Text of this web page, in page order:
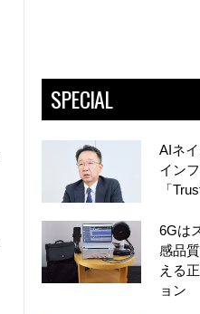
SPECIAL
AIネ
イン
「
6Gは
感品
える
ョン